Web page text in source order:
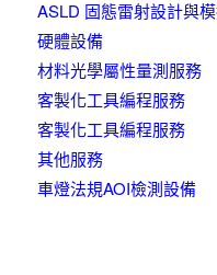
ASLD 固態雷射設計與
硬體設備
材料光學屬性量測服務
客製化工具編程服務
客製化工具編程服務
其他服務
車燈法規AOI檢測設備